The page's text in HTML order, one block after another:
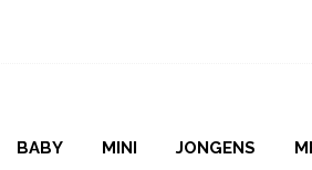
BABY MINI JONGENS